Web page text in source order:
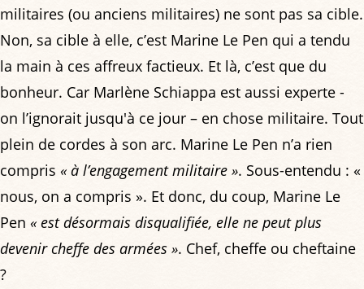
militaires (ou anciens militaires) ne sont pas sa cible.
Non, sa cible à elle, c’est Marine Le Pen qui a tendu
la main à ces affreux factieux. Et là, c’est que du
bonheur. Car Marlène Schiappa est aussi experte -
on l’ignorait jusqu'à ce jour – en chose militaire. Tout
plein de cordes à son arc. Marine Le Pen n’a rien
compris « à l’engagement militaire ». Sous-entendu : «
nous, on a compris ». Et donc, du coup, Marine Le
Pen « est désormais disqualifiée, elle ne peut plus
devenir cheffe des armées ». Chef, cheffe ou cheftaine
?